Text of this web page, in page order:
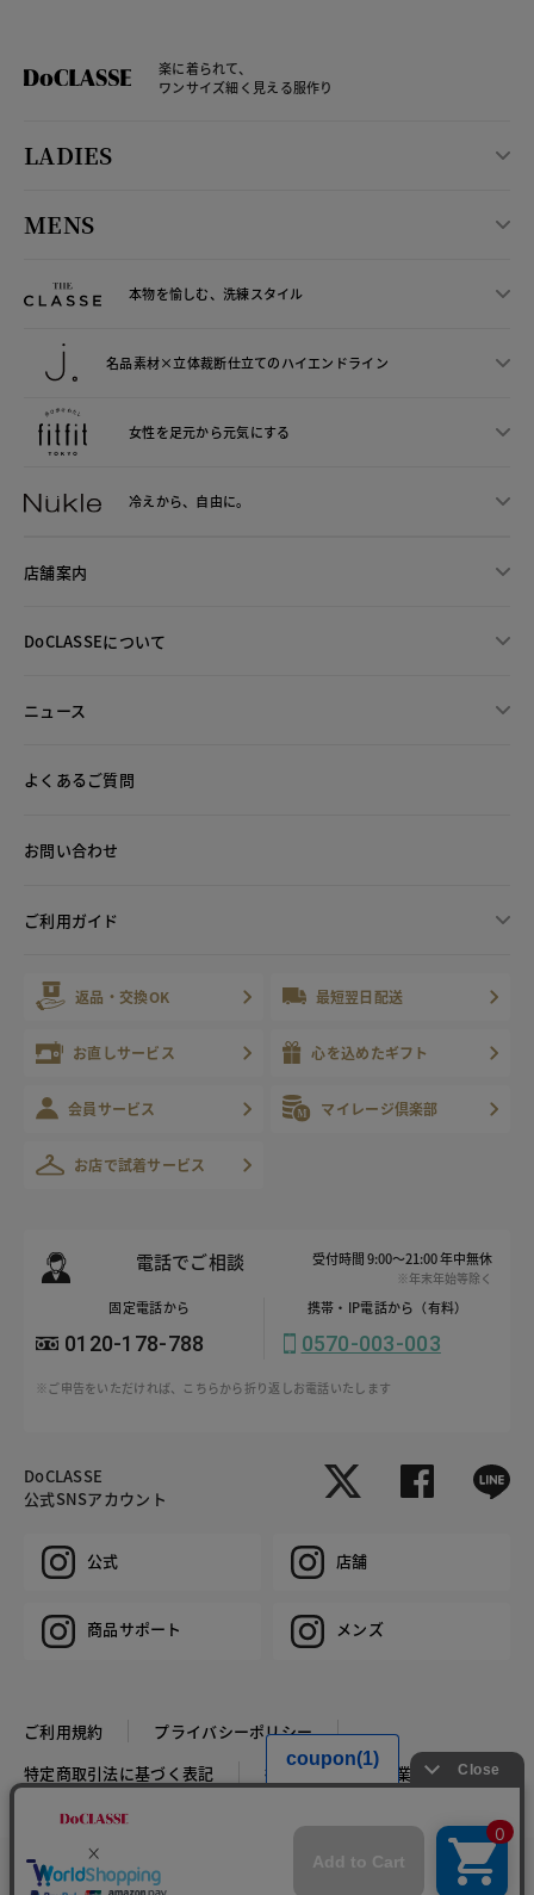
カラー・サイズを選択する
楽に着られて、
ワンサイズ細く見える服作り
LADIES
MENS
本物を愉しむ、洗練スタイル
名品素材×立体裁断仕立てのハイエンドライン
女性を足元から元気にする
冷えから、 自由に。
店舗案内
DoCLASSEについて
ニュース
よくあるご質問
お問い合わせ
ご利用ガイド
返品・交換OK 最短翌日配送
お直しサービス 心を込めたギフト
会員サービス マイレージ倶楽部
お店で試着サービス
電話でご相談 受付時間 9:00～21:00 年中無休
※年末年始等除く
固定電話から
0120-178-788
携帯・IP電話から（有料）
0570-003-003
※ご申告をいただければ、こちらから折り返しお電話いたします
DoCLASSE
公式SNSアカウント
公式 店舗
商品サポート メンズ
ご利用規約
プライバシーポリシー
特定商取引法に基づく表記
推奨環境 企業情報
COPYRIGHT © DoCLASSE ALL RIGHTS RESERVED.